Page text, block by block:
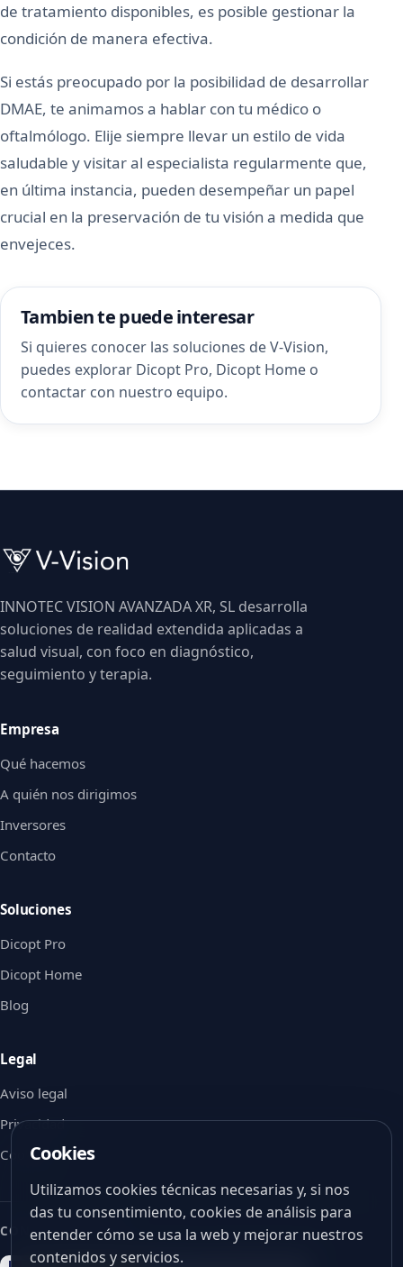
de tratamiento disponibles, es posible gestionar la
condición de manera efectiva.
Si estás preocupado por la posibilidad de desarrollar
DMAE, te animamos a hablar con tu médico o
oftalmólogo. Elije siempre llevar un estilo de vida
saludable y visitar al especialista regularmente que,
en última instancia, pueden desempeñar un papel
crucial en la preservación de tu visión a medida que
envejeces.
Tambien te puede interesar
Si quieres conocer las soluciones de V-Vision,
puedes explorar Dicopt Pro, Dicopt Home o
contactar con nuestro equipo.
INNOTEC VISION AVANZADA XR, SL desarrolla
soluciones de realidad extendida aplicadas a
salud visual, con foco en diagnóstico,
seguimiento y terapia.
Empresa
Qué hacemos
A quién nos dirigimos
Inversores
Contacto
Soluciones
Dicopt Pro
Dicopt Home
Blog
Legal
Aviso legal
Privacidad
Cookies
CON EL APOYO DE
Cookies
Utilizamos cookies técnicas necesarias y, si nos
das tu consentimiento, cookies de análisis para
entender cómo se usa la web y mejorar nuestros
contenidos y servicios.